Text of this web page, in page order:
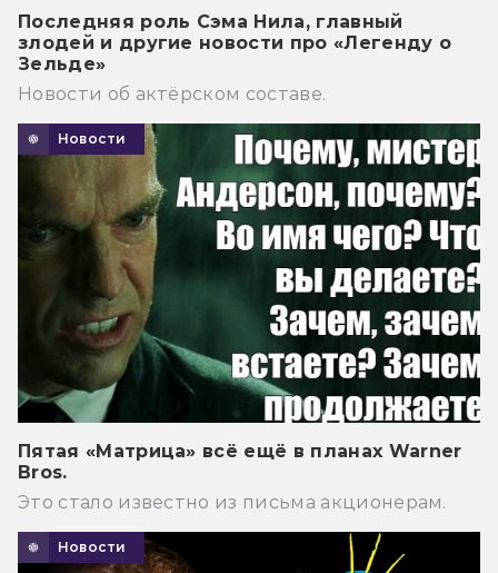
Последняя роль Сэма Нила, главный
злодей и другие новости про «Легенду о
Зельде»
Новости об актёрском составе.
Новости
Пятая «Матрица» всё ещё в планах Warner
Bros.
Это стало известно из письма акционерам.
Новости